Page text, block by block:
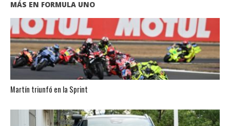
MÁS EN FORMULA UNO
Martín triunfó en la Sprint